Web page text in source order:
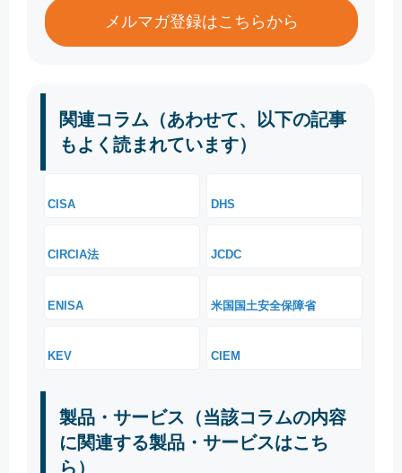
メルマガ登録はこちらから
関連コラム（あわせて、以下の記事
もよく読まれています）
CISA DHS
CIRCIA法 JCDC
ENISA 米国国土安全保障省
KEV CIEM
製品・サービス（当該コラムの内容
に関連する製品・サービスはこち
ら）